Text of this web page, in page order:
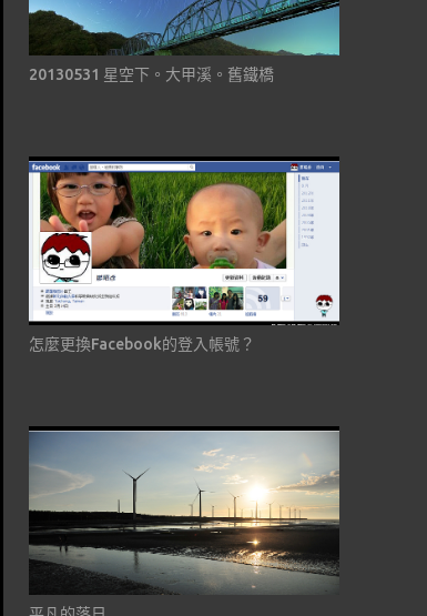
20130531 星空下。大甲溪。舊鐵橋
怎麼更換Facebook的登入帳號？